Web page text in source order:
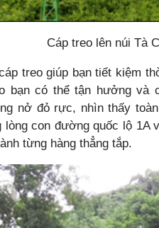
Cáp treo lên núi Tà
treo giúp bạn tiết kiệm
bạn có thể tận hưởng và
nở đỏ rực, nhìn thấy
lòng con đường quốc lộ
từng hàng thẳng tắp.